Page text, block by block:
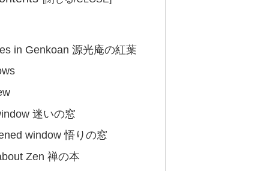
in Genkoan 源光庵の紅葉
迷いの窓
window 悟りの窓
Zen 禅の本